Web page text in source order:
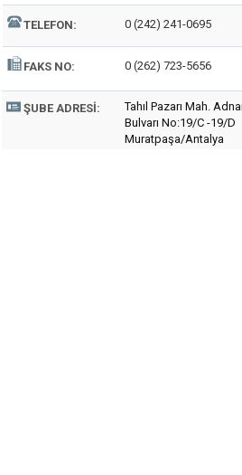
TELEFON: 0 (242) 241-0695
FAKS NO: 0 (262) 723-5656
ŞUBE ADRESI:
Tahıl Pazarı Mah.
Bulvarı No:19/C -19/D
Muratpaşa/Antalya